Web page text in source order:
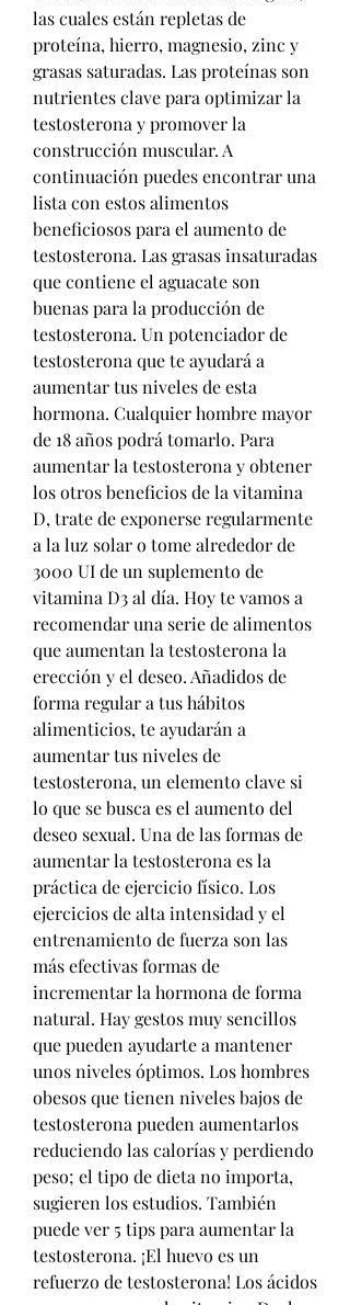
las cuales están repletas de
proteína, hierro, magnesio, zinc y
grasas saturadas. Las proteínas son
nutrientes clave para optimizar la
testosterona y promover la
construcción muscular. A
continuación puedes encontrar una
lista con estos alimentos
beneficiosos para el aumento de
testosterona. Las grasas insaturadas
que contiene el aguacate son
buenas para la producción de
testosterona. Un potenciador de
testosterona que te ayudará a
aumentar tus niveles de esta
hormona. Cualquier hombre mayor
de 18 años podrá tomarlo. Para
aumentar la testosterona y obtener
los otros beneficios de la vitamina
D, trate de exponerse regularmente
a la luz solar o tome alrededor de
3000 UI de un suplemento de
vitamina D3 al día. Hoy te vamos a
recomendar una serie de alimentos
que aumentan la testosterona la
erección y el deseo. Añadidos de
forma regular a tus hábitos
alimenticios, te ayudarán a
aumentar tus niveles de
testosterona, un elemento clave si
lo que se busca es el aumento del
deseo sexual. Una de las formas de
aumentar la testosterona es la
práctica de ejercicio físico. Los
ejercicios de alta intensidad y el
entrenamiento de fuerza son las
más efectivas formas de
incrementar la hormona de forma
natural. Hay gestos muy sencillos
que pueden ayudarte a mantener
unos niveles óptimos. Los hombres
obesos que tienen niveles bajos de
testosterona pueden aumentarlos
reduciendo las calorías y perdiendo
peso; el tipo de dieta no importa,
sugieren los estudios. También
puede ver 5 tips para aumentar la
testosterona. ¡El huevo es un
refuerzo de testosterona! Los ácidos